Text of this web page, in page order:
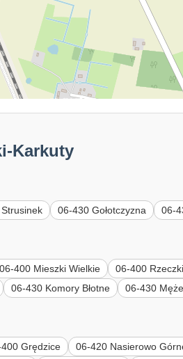
Karkuty
06-430 Gołotczyzna 06-
06-400 Mieszki Wielkie 06-400 Rzeczki
06-430 Komory Błotne 06-430
Grędzice 06-420 Nasierowo